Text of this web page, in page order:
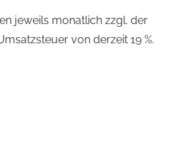
jeweils monatlich zzgl. der
von derzeit 19 %.